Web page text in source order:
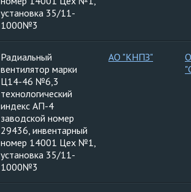
установка 35/11-
1000№3
Радиальный
вентилятор марки
Ц14-46 №6,3
технологический
индекс АП-4
заводской номер
29436, инвентарный
номер 14001 Цех №1,
установка 35/11-
1000№3
АО "КНПЗ"